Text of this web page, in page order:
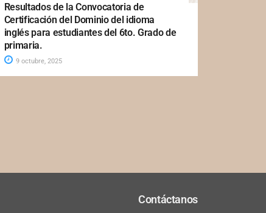
Resultados de la Convocatoria de
Certificación del Dominio del idioma
inglés para estudiantes del 6to. Grado de
primaria.
9 octubre, 2025
Contáctanos